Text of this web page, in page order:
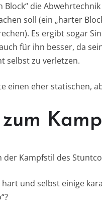
die
soll (ein „harter
Es ergibt sogar
für ihn besser, da
selbst zu verletzen.
einen eher statischen,
Kampfstil des
und selbst einige